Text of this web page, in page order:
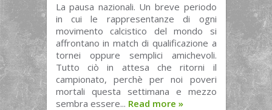
La pausa nazionali. Un breve periodo
in cui le rappresentanze di ogni
movimento calcistico del mondo si
affrontano in match di qualificazione a
tornei oppure semplici amichevoli.
Tutto ciò in attesa che ritorni il
campionato, perchè per noi poveri
mortali questa settimana e mezzo
sembra essere... Read more »